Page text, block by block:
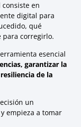
consiste en
digital para
qué
para corregirlo.
esencial
garantizar la
de la
un
empieza a tomar